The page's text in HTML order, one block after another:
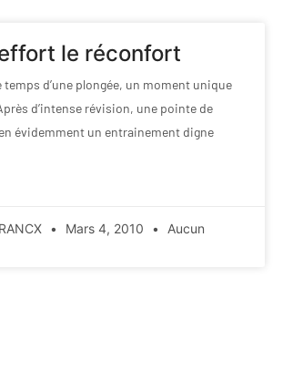
le réconfort
temps d’une plongée, un moment unique
d’intense révision, une pointe de
évidemment un entrainement digne
Mars 4, 2010
Aucun